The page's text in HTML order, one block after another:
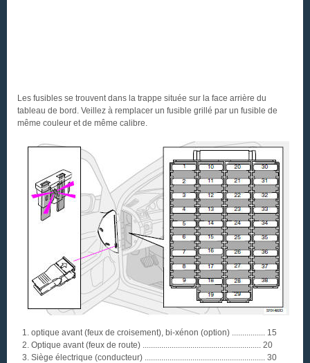
Les fusibles se trouvent dans la trappe située sur la face arrière du
tableau de bord. Veillez à remplacer un fusible grillé par un fusible de
même couleur et de même calibre.
optique avant (feux de croisement), bi-xénon (option) ................ 15
Optique avant (feux de route) ......................................................... 20
Siège électrique (conducteur) .......................................................... 30